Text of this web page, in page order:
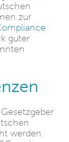
zur
guter
werden.